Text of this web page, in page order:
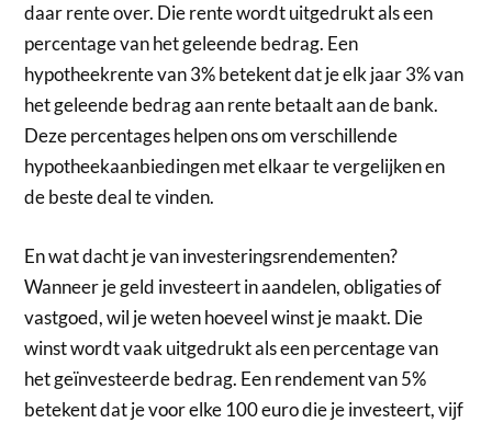
daar rente over. Die rente wordt uitgedrukt als een
percentage van het geleende bedrag. Een
hypotheekrente van 3% betekent dat je elk jaar 3% van
het geleende bedrag aan rente betaalt aan de bank.
Deze percentages helpen ons om verschillende
hypotheekaanbiedingen met elkaar te vergelijken en
de beste deal te vinden.
En wat dacht je van investeringsrendementen?
Wanneer je geld investeert in aandelen, obligaties of
vastgoed, wil je weten hoeveel winst je maakt. Die
winst wordt vaak uitgedrukt als een percentage van
het geïnvesteerde bedrag. Een rendement van 5%
betekent dat je voor elke 100 euro die je investeert, vijf